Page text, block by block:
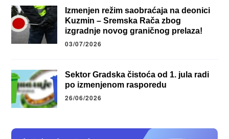
Izmenjen režim saobraćaja na deonici
Kuzmin – Sremska Rača zbog
izgradnje novog graničnog prelaza!
03/07/2026
Sektor Gradska čistoća od 1. jula radi
po izmenjenom rasporedu
26/06/2026